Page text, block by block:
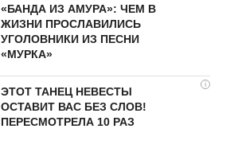
«БАНДА ИЗ АМУРА»: ЧЕМ В
ЖИЗНИ ПРОСЛАВИЛИСЬ
УГОЛОВНИКИ ИЗ ПЕСНИ
«МУРКА»
i
ЭТОТ ТАНЕЦ НЕВЕСТЫ
ОСТАВИТ ВАС БЕЗ СЛОВ!
ПЕРЕСМОТРЕЛА 10 РАЗ